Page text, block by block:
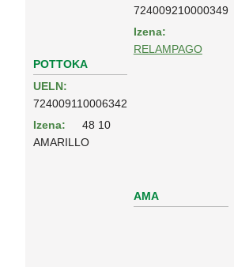
POTTOKA
UELN:
724009110006342
Izena:
48 10
AMARILLO
724009210000349
Izena:
RELAMPAGO
AMA